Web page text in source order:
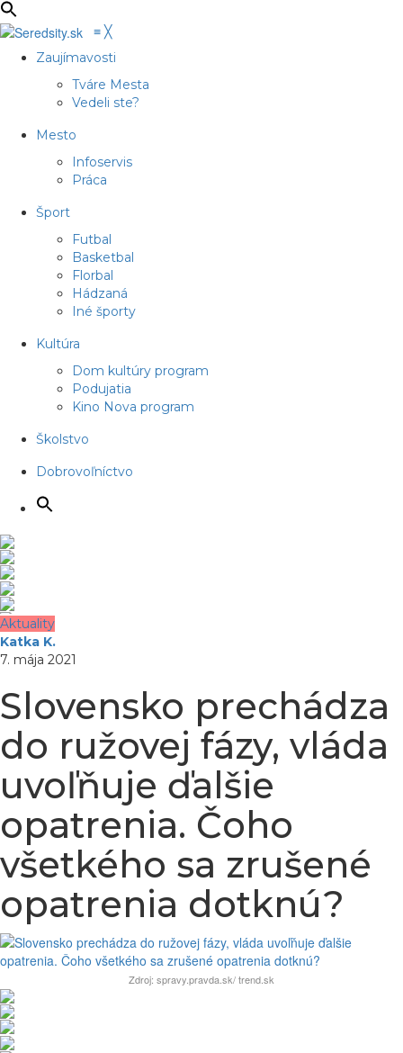
≡ ╳
Zaujímavosti
Tváre Mesta
Vedeli ste?
Mesto
Infoservis
Práca
Šport
Futbal
Basketbal
Florbal
Hádzaná
Iné športy
Kultúra
Dom kultúry program
Podujatia
Kino Nova program
Školstvo
Dobrovoľníctvo
Aktuality
Katka K.
7. mája 2021
Slovensko prechádza
do ružovej fázy, vláda
uvoľňuje ďalšie
opatrenia. Čoho
všetkého sa zrušené
opatrenia dotknú?
Zdroj: spravy.pravda.sk/ trend.sk